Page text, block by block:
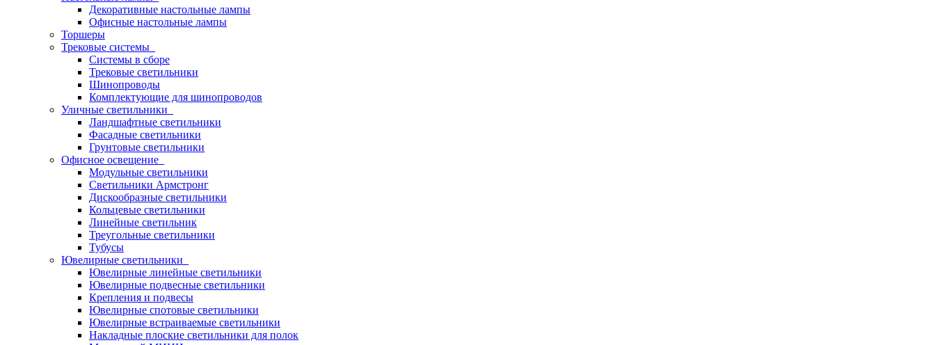
Декоративные настольные лампы
Офисные настольные лампы
Торшеры
Трековые системы
Системы в сборе
Трековые светильники
Шинопроводы
Комплектующие для шинопроводов
Уличные светильники
Ландшафтные светильники
Фасадные светильники
Грунтовые светильники
Офисное освещение
Модульные светильники
Светильники Армстронг
Дискообразные светильники
Кольцевые светильники
Линейные светильник
Треугольные светильники
Тубусы
Ювелирные светильники
Ювелирные линейные светильники
Ювелирные подвесные светильники
Крепления и подвесы
Ювелирные спотовые светильники
Ювелирные встраиваемые светильники
Накладные плоские светильники для полок